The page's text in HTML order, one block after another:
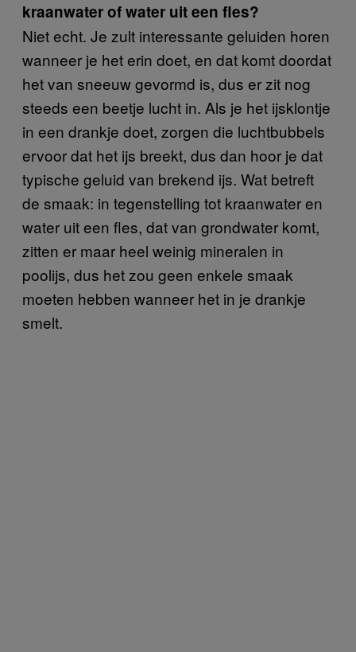
kraanwater of water uit een fles?
Niet echt. Je zult interessante geluiden horen
wanneer je het erin doet, en dat komt doordat
het van sneeuw gevormd is, dus er zit nog
steeds een beetje lucht in. Als je het ijsklontje
in een drankje doet, zorgen die luchtbubbels
ervoor dat het ijs breekt, dus dan hoor je dat
typische geluid van brekend ijs. Wat betreft
de smaak: in tegenstelling tot kraanwater en
water uit een fles, dat van grondwater komt,
zitten er maar heel weinig mineralen in
poolijs, dus het zou geen enkele smaak
moeten hebben wanneer het in je drankje
smelt.